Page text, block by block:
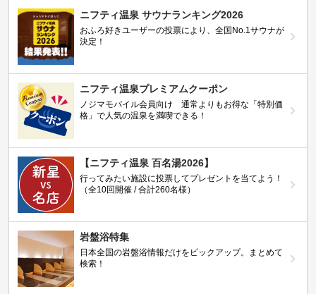
ニフティ温泉 サウナランキング2026
おふろ好きユーザーの投票により、全国No.1サウナが
決定！
ニフティ温泉プレミアムクーポン
ノジマモバイル会員向け 通常よりもお得な「特別価
格」で人気の温泉を満喫できる！
【ニフティ温泉 百名湯2026】
行ってみたい施設に投票してプレゼントを当てよう！
（全10回開催 / 合計260名様）
岩盤浴特集
日本全国の岩盤浴情報だけをピックアップ。まとめて
検索！